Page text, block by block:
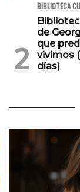
BIBLIOTECA
de
que
vivimos
días)